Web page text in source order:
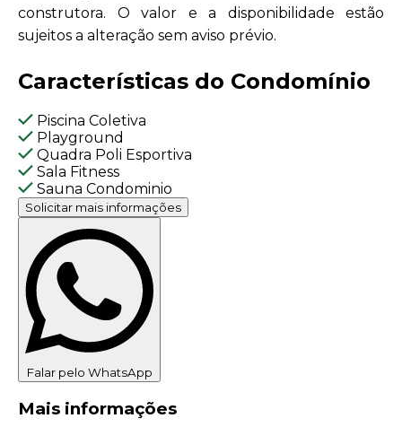
construtora. O valor e a disponibilidade estão
sujeitos a alteração sem aviso prévio.
Características do Condomínio
Piscina Coletiva
Playground
Quadra Poli Esportiva
Sala Fitness
Sauna Condominio
Solicitar mais informações
Falar pelo WhatsApp
Mais informações